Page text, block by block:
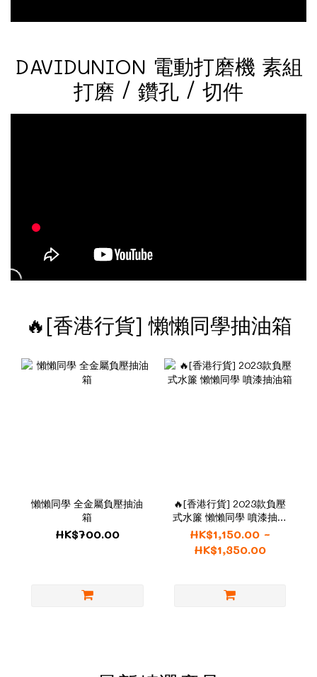
DAVIDUNION 電動打磨機 素組
打磨 / 鑽孔 / 切件
🔥[香港行貨] 懶懶同學抽油箱
懶懶同學 全金屬負壓抽油
箱
HK$700.00
🔥[香港行貨] 2023款負壓
式水簾 懶懶同學 噴漆抽油
箱
HK$1,150.00 ~
HK$1,350.00